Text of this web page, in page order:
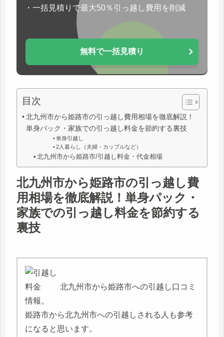
・一括見積りで最大50％引っ越し費用を削減
無料で一括見積り
目次
北九州市から姫路市の引っ越し費用相場を徹底解説！
単身パック・家族での引っ越し料金を節約する裏技
単身引越し
2人暮らし（夫婦・カップルなど）
北九州市から姫路市/引越し料金・代金相場
北九州市から姫路市の引っ越し費
用相場を徹底解説！単身パック・
家族での引っ越し料金を節約する
裏技
北九州市から姫路市への引越し口コミ
情報。
姫路市から北九州市への引越しされる人も参考
になると思います。